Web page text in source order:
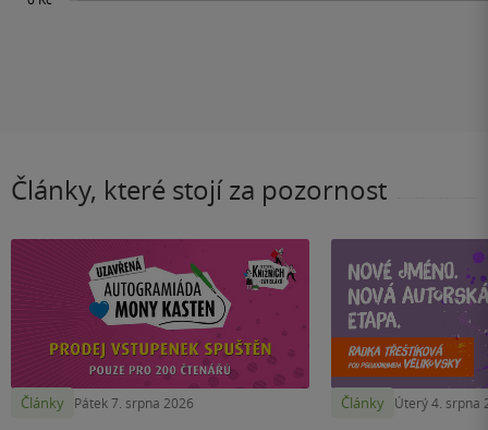
Články, které stojí za pozornost
Články Pátek 7. srpna 2026 Články Úterý 4. srpna